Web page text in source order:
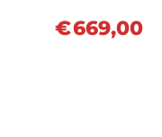
€669,00